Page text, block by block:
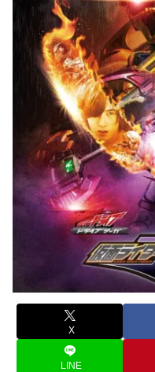
X
LINE